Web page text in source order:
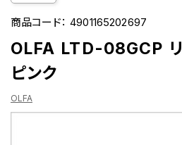
商品コード：4901165202697
OLFA LTD-08GCP
ピンク
OLFA